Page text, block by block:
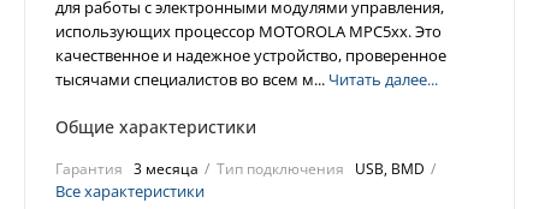
для работы с электронными модулями управления,
использующих процессор MOTOROLA MPC5xx. Это
качественное и надежное устройство, проверенное
тысячами специалистов во всем м... Читать далее...
Общие характеристики
Гарантия 3 месяца Тип подключения USB, BMD
Все характеристики